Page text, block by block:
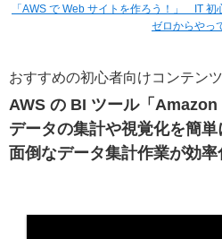
「AWS で Web サイトを作ろう！」 IT
ゼロからやっ
おすすめの初心者向けコンテン
AWS の BI ツール「
データの集計や視覚化を簡単
面倒なデータ集計作業が効率